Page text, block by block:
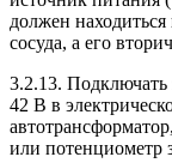
должен находиться
сосуда, а его
3.2.13.
42 В в
или потенциометр